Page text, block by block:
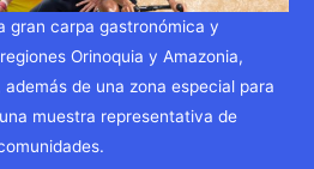
gran carpa gastronómica y
Orinoquia y Amazonia,
de una zona especial para
muestra representativa de